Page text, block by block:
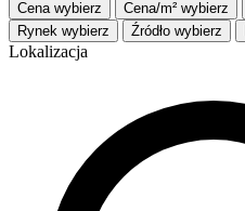
Cena wybierz Cena/m² wybierz
Rynek wybierz Źródło wybierz
Lokalizacja